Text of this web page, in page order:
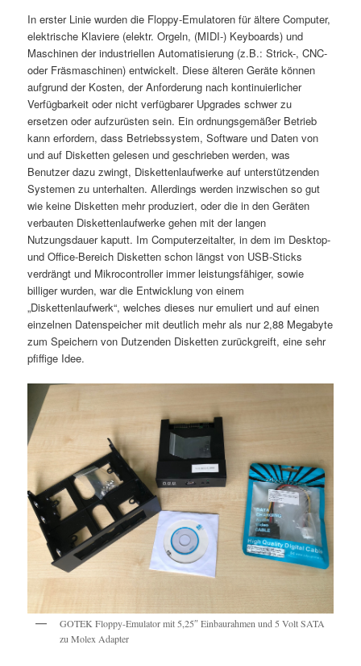
In erster Linie wurden die Floppy-Emulatoren für ältere Computer,
elektrische Klaviere (elektr. Orgeln, (MIDI-) Keyboards) und
Maschinen der industriellen Automatisierung (z.B.: Strick-, CNC-
oder Fräsmaschinen) entwickelt. Diese älteren Geräte können
aufgrund der Kosten, der Anforderung nach kontinuierlicher
Verfügbarkeit oder nicht verfügbarer Upgrades schwer zu
ersetzen oder aufzurüsten sein. Ein ordnungsgemäßer Betrieb
kann erfordern, dass Betriebssystem, Software und Daten von
und auf Disketten gelesen und geschrieben werden, was
Benutzer dazu zwingt, Diskettenlaufwerke auf unterstützenden
Systemen zu unterhalten. Allerdings werden inzwischen so gut
wie keine Disketten mehr produziert, oder die in den Geräten
verbauten Diskettenlaufwerke gehen mit der langen
Nutzungsdauer kaputt. Im Computerzeitalter, in dem im Desktop-
und Office-Bereich Disketten schon längst von USB-Sticks
verdrängt und Mikrocontroller immer leistungsfähiger, sowie
billiger wurden, war die Entwicklung von einem
„Diskettenlaufwerk“, welches dieses nur emuliert und auf einen
einzelnen Datenspeicher mit deutlich mehr als nur 2,88 Megabyte
zum Speichern von Dutzenden Disketten zurückgreift, eine sehr
pfiffige Idee.
GOTEK Floppy-Emulator mit 5,25″ Einbaurahmen und 5 Volt SATA
zu Molex Adapter